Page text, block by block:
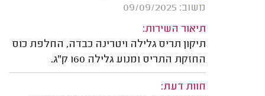
משוב: 09/09/2025
תיאור השירות:
תיקון תריס גלילה ויטרינה כבדה, החלפת כוס
החזקת התריס ומנוע גלילה 160 ק"ג.
חוות דעת: